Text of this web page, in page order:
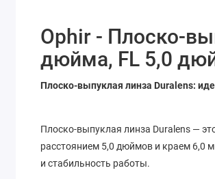
Ophir - Плоско-
дюйма, FL 5,0
Плоско-выпуклая линза Duralens:
Плоско-выпуклая линза Duralens —
расстоянием 5,0 дюймов и краем 6,0
и стабильность работы.